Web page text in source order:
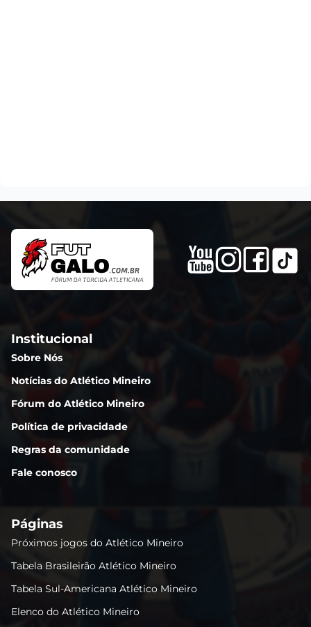
Institucional
Sobre Nós
Notícias do Atlético Mineiro
Fórum do Atlético Mineiro
Política de privacidade
Regras da comunidade
Fale conosco
Páginas
Próximos jogos do Atlético Mineiro
Tabela Brasileirão Atlético Mineiro
Tabela Sul-Americana Atlético Mineiro
Elenco do Atlético Mineiro